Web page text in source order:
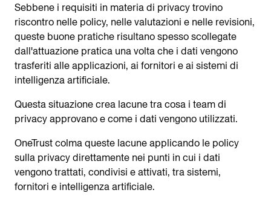
Sebbene i requisiti in materia di privacy trovino
riscontro nelle policy, nelle valutazioni e nelle revisioni,
queste buone pratiche risultano spesso scollegate
dall'attuazione pratica una volta che i dati vengono
trasferiti alle applicazioni, ai fornitori e ai sistemi di
intelligenza artificiale.
Questa situazione crea lacune tra cosa i team di
privacy approvano e come i dati vengono utilizzati.
OneTrust colma queste lacune applicando le policy
sulla privacy direttamente nei punti in cui i dati
vengono trattati, condivisi e attivati, tra sistemi,
fornitori e intelligenza artificiale.